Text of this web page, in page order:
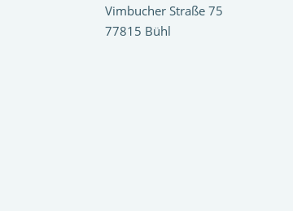
Vimbucher Straße 75
77815 Bühl